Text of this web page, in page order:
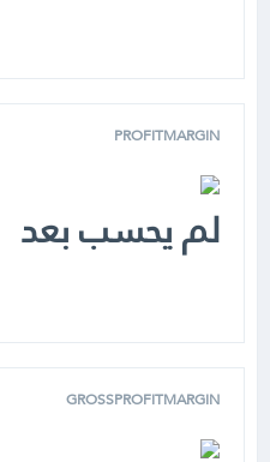
PROFITMARGIN
لم يحسب بعد
GROSSPROFITMARGIN